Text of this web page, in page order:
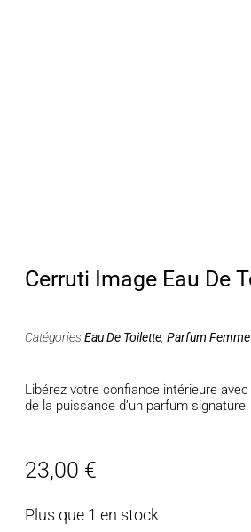
Cerruti Image Eau De
CatégoriesEau De Toilette Parfum Femme
Libérez votre confiance intérieure avec
de la puissance d’un parfum signature.
23,00 €
Plus que 1 en stock